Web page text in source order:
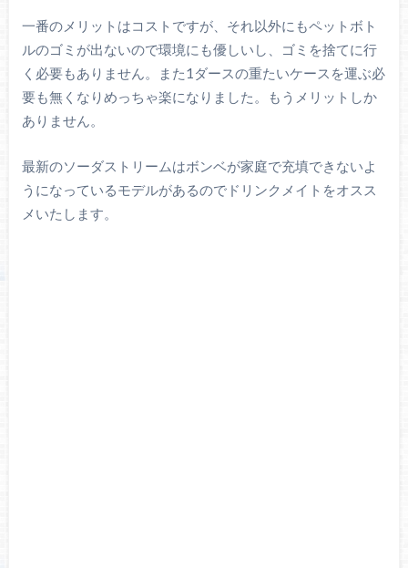
一番のメリットはコストですが、それ以外にもペットボト
ルのゴミが出ないので環境にも優しいし、ゴミを捨てに行
く必要もありません。また1ダースの重たいケースを運ぶ必
要も無くなりめっちゃ楽になりました。もうメリットしか
ありません。
最新のソーダストリームはボンベが家庭で充填できないよ
うになっているモデルがあるのでドリンクメイトをオスス
メいたします。